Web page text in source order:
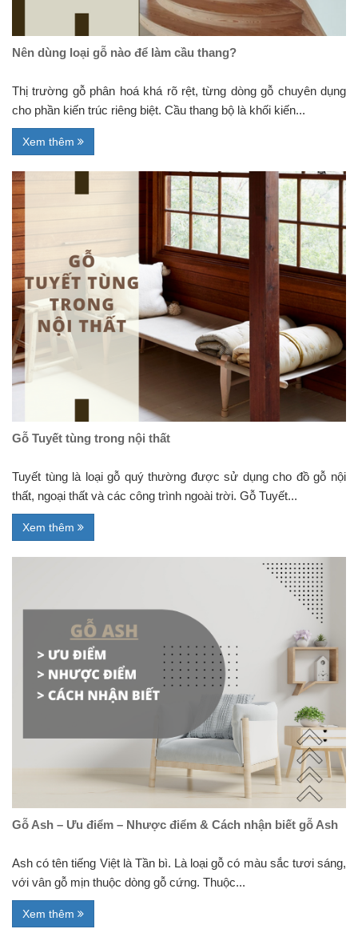
Nên dùng loại gỗ nào để làm cầu thang?
Thị trường gỗ phân hoá khá rõ rệt, từng dòng gỗ chuyên dụng
cho phần kiến trúc riêng biệt. Cầu thang bộ là khối kiến...
Xem thêm
Gỗ Tuyết tùng trong nội thất
Tuyết tùng là loại gỗ quý thường được sử dụng cho đồ gỗ nội
thất, ngoại thất và các công trình ngoài trời. Gỗ Tuyết...
Xem thêm
Gỗ Ash – Ưu điểm – Nhược điểm & Cách nhận biết gỗ Ash
Ash có tên tiếng Việt là Tần bì. Là loại gỗ có màu sắc tươi sáng,
với vân gỗ mịn thuộc dòng gỗ cứng. Thuộc...
Xem thêm